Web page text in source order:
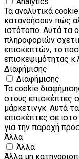
Τα αναλυτικά
κατανοήσουν πώς
ιστότοπο. Αυτά τα
πληροφοριών
επισκεπτών, το
επισκεψιμότητας
Διαφήμισης
Διαφήμισης
Τα cookie
στους επισκέπτες
μάρκετινγκ. Αυτά
επισκέπτες σε
για την παροχή
Άλλα
Άλλα
Άλλα μη